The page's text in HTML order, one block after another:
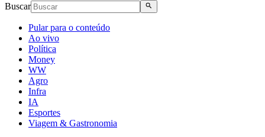
Buscar
Pular para o conteúdo
Ao vivo
Política
Money
WW
Agro
Infra
IA
Esportes
Viagem & Gastronomia